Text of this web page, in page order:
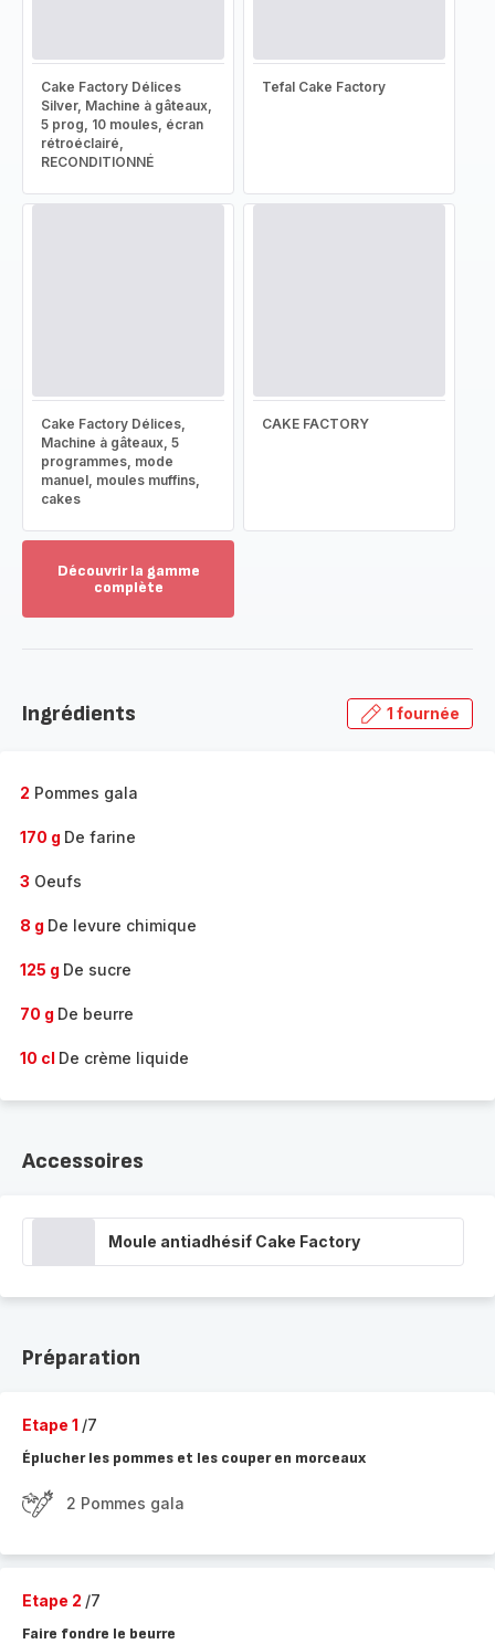
Cake Factory Délices
Silver, Machine à gâteaux,
5 prog, 10 moules, écran
rétroéclairé,
RECONDITIONNÉ
Tefal Cake Factory
Cake Factory Délices,
Machine à gâteaux, 5
programmes, mode
manuel, moules muffins,
cakes
CAKE FACTORY
Découvrir la gamme
complète
gamme
Ingrédients 1 fournée
2 Pommes gala
170 g De farine
3 Oeufs
8 g De levure chimique
125 g De sucre
70 g De beurre
10 cl De crème liquide
Accessoires
Moule antiadhésif Cake Factory
Préparation
Etape 1 /7
Éplucher les pommes et les couper en morceaux
2 Pommes gala
Etape 2 /7
Faire fondre le beurre